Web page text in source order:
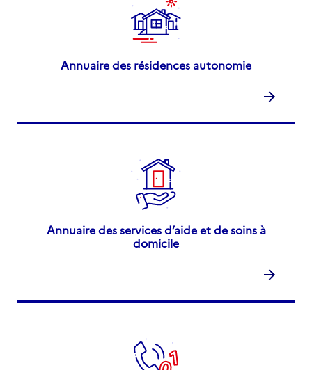
Annuaire des résidences autonomie
Annuaire des services d’aide et de soins à
domicile